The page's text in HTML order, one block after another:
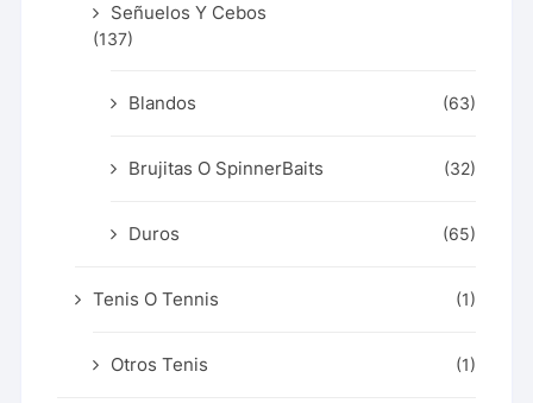
Señuelos Y Cebos
(137)
Blandos (63)
Brujitas O SpinnerBaits (32)
Duros (65)
Tenis O Tennis (1)
Otros Tenis (1)